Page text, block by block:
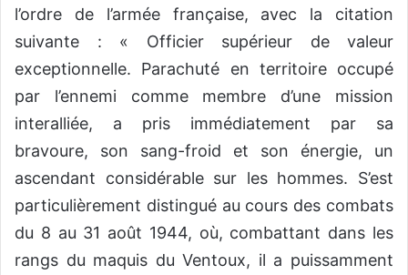
l’ordre de l’armée française, avec la citation
suivante : « Officier supérieur de valeur
exceptionnelle. Parachuté en territoire occupé
par l’ennemi comme membre d’une mission
interalliée, a pris immédiatement par sa
bravoure, son sang-froid et son énergie, un
ascendant considérable sur les hommes. S’est
particulièrement distingué au cours des combats
du 8 au 31 août 1944, où, combattant dans les
rangs du maquis du Ventoux, il a puissamment